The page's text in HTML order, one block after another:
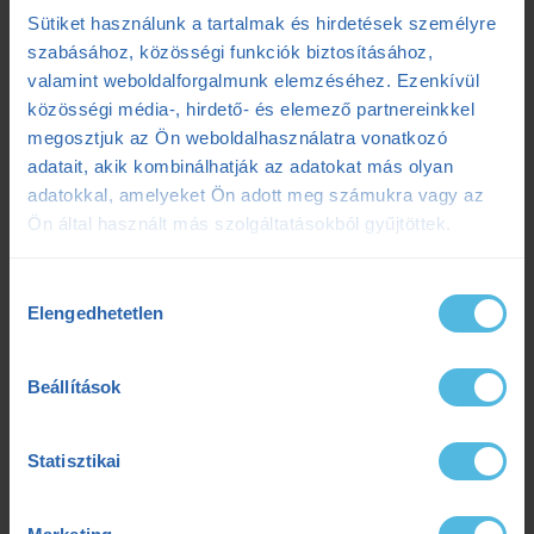
Sütiket használunk a tartalmak és hirdetések személyre
szabásához, közösségi funkciók biztosításához,
valamint weboldalforgalmunk elemzéséhez. Ezenkívül
közösségi média-, hirdető- és elemező partnereinkkel
megosztjuk az Ön weboldalhasználatra vonatkozó
adatait, akik kombinálhatják az adatokat más olyan
adatokkal, amelyeket Ön adott meg számukra vagy az
Ön által használt más szolgáltatásokból gyűjtöttek.
kiválasztása
Elengedhetetlen
Beállítások
Statisztikai
futóedzés futótechnika gazdaságosság
gyógytorna intervall kerékpár laktát
laktátmérés MLSS nutrium Prémium
Prémium edzéstervezés pulzus pályateszt
Szilágyi Tibi
teljesítménydiagnosztika